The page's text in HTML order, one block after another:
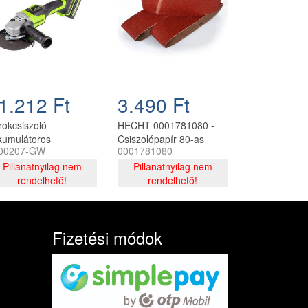
Ft
GD24AG
125mm, akku és
nélkül
GW
Pillanatnyilag nem
rendelhető!
3.490 Ft
HECHT 0001781080 -
Csiszolópapír 80-as
533*76 (3db-os)
0001781080
Pillanatnyilag nem
rendelhető!
Fizetési módok